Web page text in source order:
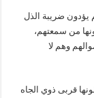
يؤدون ضريبة الذل
من سمعتهم،
وهم لا
قربى ذوي الجاه